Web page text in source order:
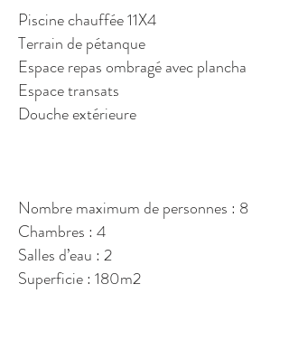
Piscine chauffée 11X4
Terrain de pétanque
Espace repas ombragé avec plancha
Espace transats
Douche extérieure
Nombre maximum de personnes : 8
Chambres : 4
Salles d’eau : 2
Superficie : 180m2